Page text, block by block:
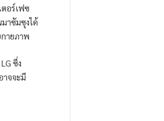
อร์เฟซ
าซัมซุงได้
ายภาพ
ซึ่ง
าจจะมี